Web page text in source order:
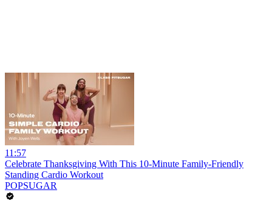
11:57
Celebrate Thanksgiving With This 10-Minute Family-Friendly
Standing Cardio Workout
POPSUGAR